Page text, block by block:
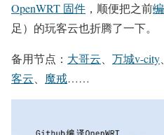
OpenWRT 固件 ，顺便把之前
足）的玩客云也折腾了一下。
备用节点： 大哥云 万城v-city
客云
魔戒……